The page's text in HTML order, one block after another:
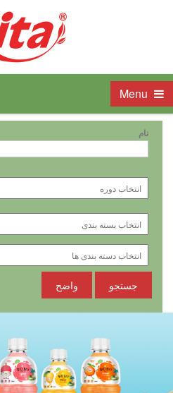
نام
جستجو واضح